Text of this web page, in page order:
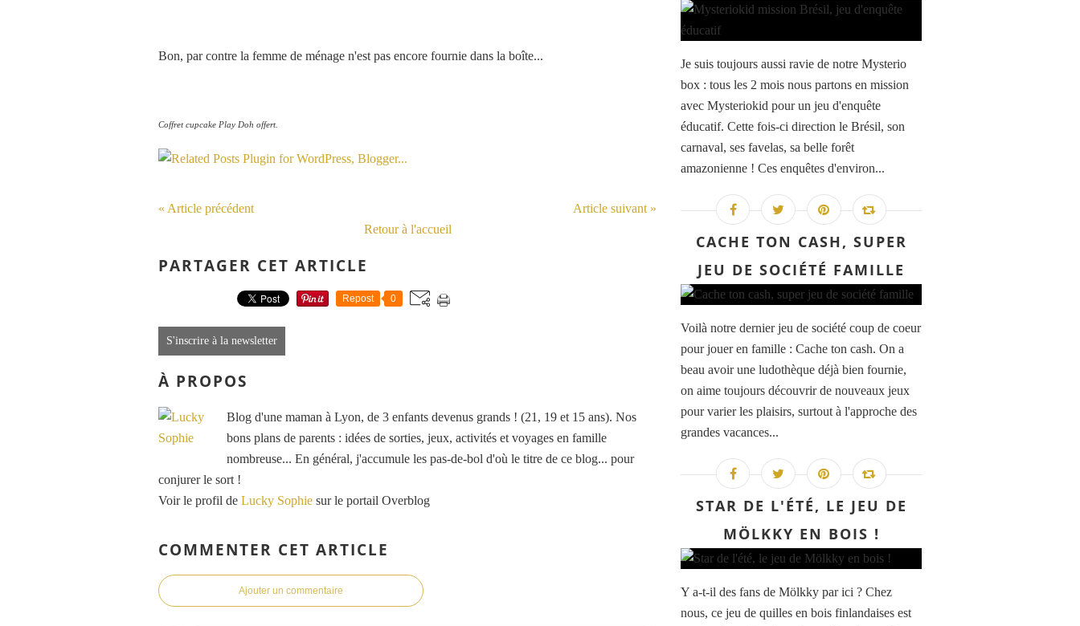
Bon, par contre la femme de ménage n'est pas encore fournie dans la boîte...
Coffret cupcake Play Doh offert.
« Article précédent
Article suivant »
Retour à l'accueil
PARTAGER CET ARTICLE
Repost 0
S'inscrire à la newsletter
À PROPOS
Blog d'une maman à Lyon, de 3 enfants devenus grands ! (21, 19 et 15 ans). Nos
bons plans de parents : idées de sorties, jeux, activités et voyages en famille
nombreuse... En général, j'accumule les pas-de-bol d'où le titre de ce blog... pour
conjurer le sort !
Voir le profil de Lucky Sophie sur le portail Overblog
COMMENTER CET ARTICLE
Ajouter un commentaire
Je suis toujours aussi ravie de notre Mysterio
box : tous les 2 mois nous partons en mission
avec Mysteriokid pour un jeu d'enquête
éducatif. Cette fois-ci direction le Brésil, son
carnaval, ses favelas, sa belle forêt
amazonienne ! Ces enquêtes d'environ...
CACHE TON CASH, SUPER
JEU DE SOCIÉTÉ FAMILLE
Voilà notre dernier jeu de société coup de coeur
pour jouer en famille : Cache ton cash. On a
beau avoir une ludothèque déjà bien fournie,
on aime toujours découvrir de nouveaux jeux
pour varier les plaisirs, surtout à l'approche des
grandes vacances...
STAR DE L'ÉTÉ, LE JEU DE
MÖLKKY EN BOIS !
Y a-t-il des fans de Mölkky par ici ? Chez
nous, ce jeu de quilles en bois finlandaises est